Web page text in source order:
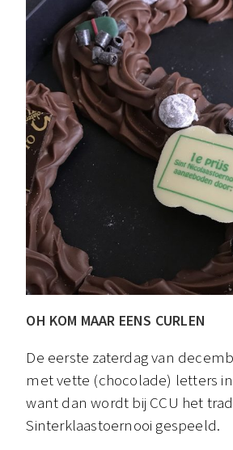
OH KOM MAAR EENS CURLEN
De eerste zaterdag van
met vette (chocolade) letters
want dan wordt bij CCU het
Sinterklaastoernooi gespeeld.